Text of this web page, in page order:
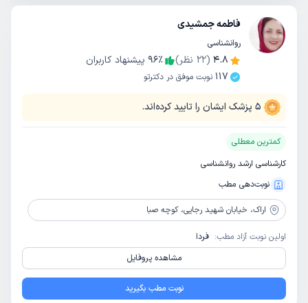
فاطمه جمشیدی
روانشناسی
4.8
(
22 نظر) 96٪
پیشنهاد کاربران
117 نوبت موفق در دکترتو
5 پزشک ایشان را تایید کرده‌اند.
کمترین معطلی
کارشناسی ارشد روانشناسی
نوبت‌دهی مطب
اراک، خیابان شهید رجایی، کوچه صبا
اولین نوبت آزاد مطب: فردا
مشاهده پروفایل
نوبت مطب بگیرید